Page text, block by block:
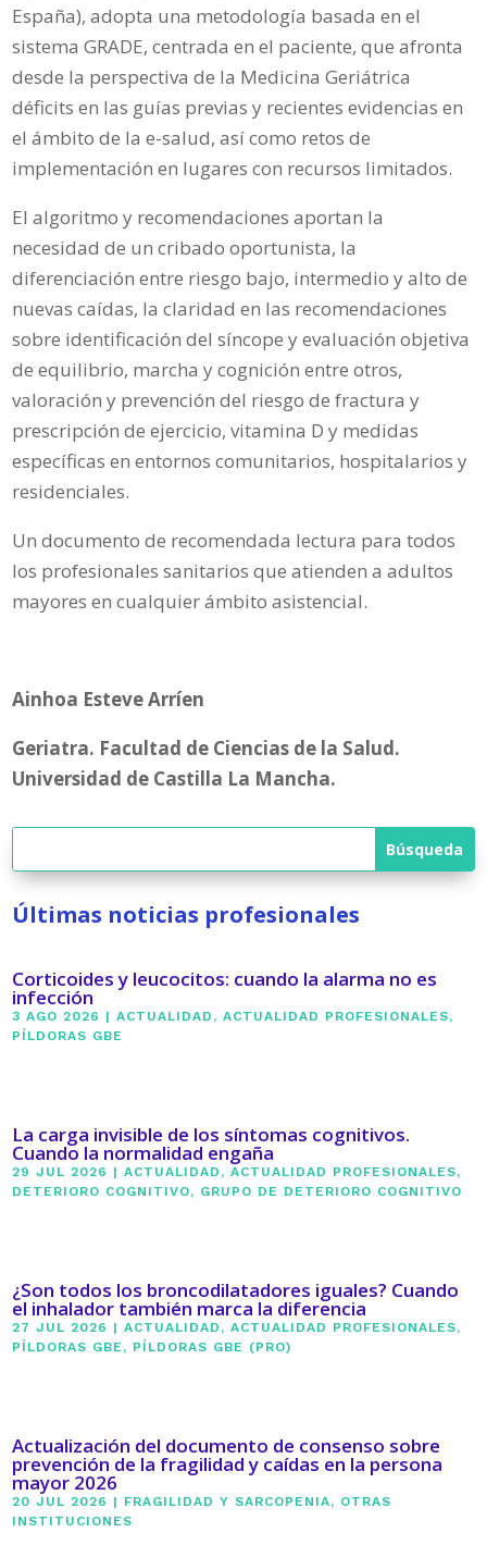
España), adopta una metodología basada en el
sistema GRADE, centrada en el paciente, que afronta
desde la perspectiva de la Medicina Geriátrica
déficits en las guías previas y recientes evidencias en
el ámbito de la e-salud, así como retos de
implementación en lugares con recursos limitados.
El algoritmo y recomendaciones aportan la
necesidad de un cribado oportunista, la
diferenciación entre riesgo bajo, intermedio y alto de
nuevas caídas, la claridad en las recomendaciones
sobre identificación del síncope y evaluación objetiva
de equilibrio, marcha y cognición entre otros,
valoración y prevención del riesgo de fractura y
prescripción de ejercicio, vitamina D y medidas
específicas en entornos comunitarios, hospitalarios y
residenciales.
Un documento de recomendada lectura para todos
los profesionales sanitarios que atienden a adultos
mayores en cualquier ámbito asistencial.
Ainhoa Esteve Arríen
Geriatra. Facultad de Ciencias de la Salud.
Universidad de Castilla La Mancha.
Últimas noticias profesionales
Corticoides y leucocitos: cuando la alarma no es
infección
3 AGO 2026 |ACTUALIDAD ,ACTUALIDAD PROFESIONALES,
PÍLDORAS GBE
La carga invisible de los síntomas cognitivos.
Cuando la normalidad engaña
29 JUL 2026 |ACTUALIDAD ,ACTUALIDAD PROFESIONALES,
DETERIORO COGNITIVO, GRUPO DE DETERIORO COGNITIVO
¿Son todos los broncodilatadores iguales? Cuando
el inhalador también marca la diferencia
27 JUL 2026 |ACTUALIDAD ,ACTUALIDAD PROFESIONALES,
PÍLDORAS GBE , PÍLDORAS GBE (PRO)
Actualización del documento de consenso sobre
prevención de la fragilidad y caídas en la persona
mayor 2026
20 JUL 2026 | FRAGILIDAD Y SARCOPENIA, OTRAS
INSTITUCIONES